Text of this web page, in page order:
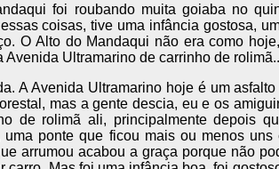
foi roubando muita goiaba no
coisas, tive uma infância gostosa,
O Alto do Mandaqui não era como
Avenida Ultramarino de carrinho de
A Avenida Ultramarino hoje é um
mas a gente descia, eu e os
de rolimã ali, principalmente depois
uma ponte que ficou mais ou menos uns
arrumou acabou a graça porque não